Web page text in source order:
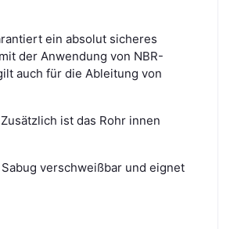
ein absolut sicheres
der Anwendung von NBR-
auch für die Ableitung von
ist das Rohr innen
verschweißbarund eignet